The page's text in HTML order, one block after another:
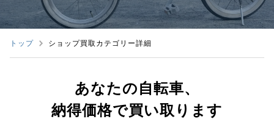
トップ ショップ買取カテゴリー詳細
あなたの自転車、
納得価格で買い取ります